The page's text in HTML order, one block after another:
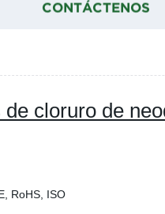
CONTÁCTENOS
cloruro de
RoHS, ISO